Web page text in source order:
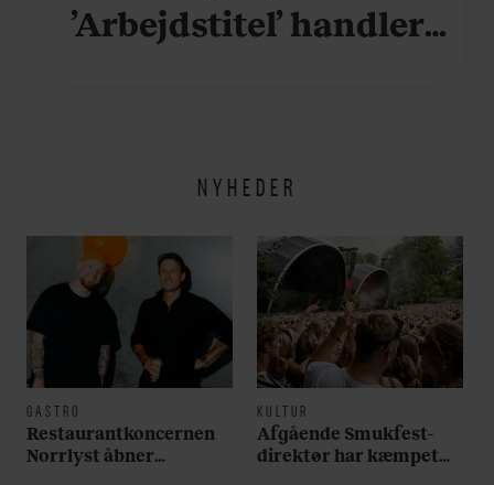
’Arbejdstitel’ handler
NYHEDER
GASTRO
Restaurantkoncernen
Norrlyst åbner
KULTUR
Afgående Smukfest-
direktør har kæmpet